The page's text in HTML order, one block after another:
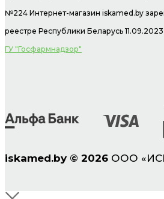
№224 Интернет-магазин iskamed.by
реестре Республики Беларусь
ГУ "Госфармнадзор"
iskamed.by © 2026 ООО